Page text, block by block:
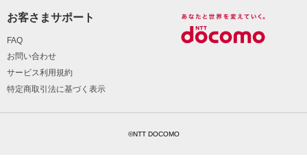
お客さまサポート
FAQ
お問い合わせ
サービス利用規約
特定商取引法に基づく表示
©NTT DOCOMO